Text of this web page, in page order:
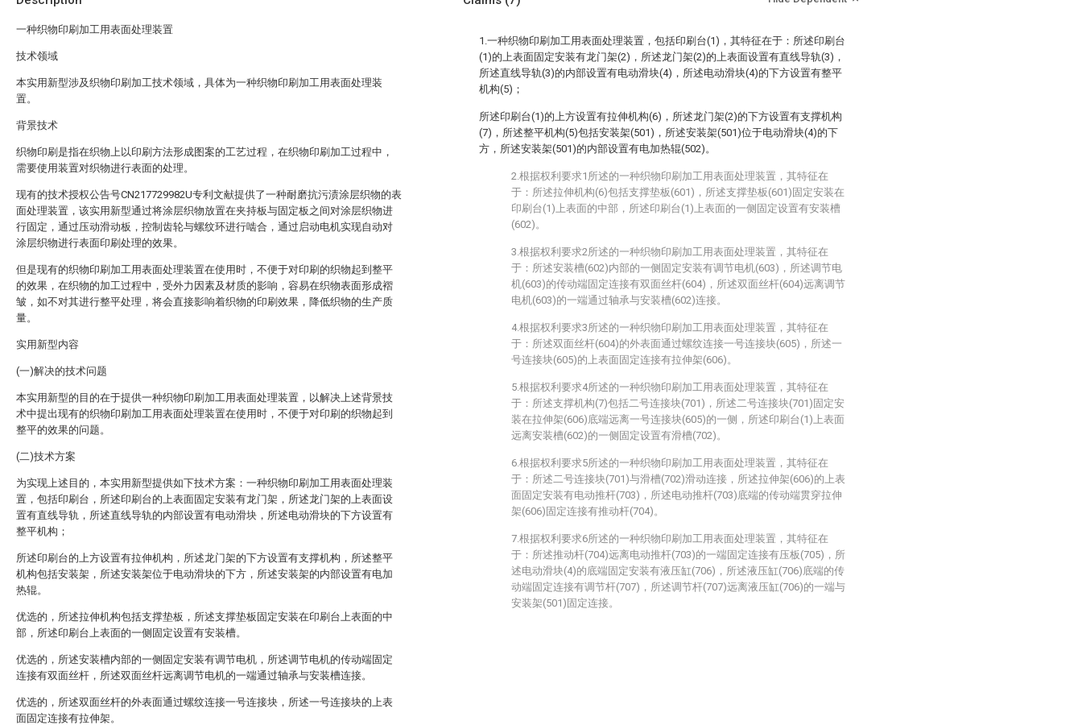
一种织物印刷加工用表面处理装置
技术领域
本实用新型涉及织物印刷加工技术领域，具体为一种织物印刷加工用表面处理装
置。
背景技术
织物印刷是指在织物上以印刷方法形成图案的工艺过程，在织物印刷加工过程中，
需要使用装置对织物进行表面的处理。
现有的技术授权公告号CN217729982U专利文献提供了一种耐磨抗污渍涂层织物的表
面处理装置，该实用新型通过将涂层织物放置在夹持板与固定板之间对涂层织物进
行固定，通过压动滑动板，控制齿轮与螺纹环进行啮合，通过启动电机实现自动对
涂层织物进行表面印刷处理的效果。
但是现有的织物印刷加工用表面处理装置在使用时，不便于对印刷的织物起到整平
的效果，在织物的加工过程中，受外力因素及材质的影响，容易在织物表面形成褶
皱，如不对其进行整平处理，将会直接影响着织物的印刷效果，降低织物的生产质
量。
实用新型内容
(一)解决的技术问题
本实用新型的目的在于提供一种织物印刷加工用表面处理装置，以解决上述背景技
术中提出现有的织物印刷加工用表面处理装置在使用时，不便于对印刷的织物起到
整平的效果的问题。
(二)技术方案
为实现上述目的，本实用新型提供如下技术方案：一种织物印刷加工用表面处理装
置，包括印刷台，所述印刷台的上表面固定安装有龙门架，所述龙门架的上表面设
置有直线导轨，所述直线导轨的内部设置有电动滑块，所述电动滑块的下方设置有
整平机构；
所述印刷台的上方设置有拉伸机构，所述龙门架的下方设置有支撑机构，所述整平
机构包括安装架，所述安装架位于电动滑块的下方，所述安装架的内部设置有电加
热辊。
优选的，所述拉伸机构包括支撑垫板，所述支撑垫板固定安装在印刷台上表面的中
部，所述印刷台上表面的一侧固定设置有安装槽。
优选的，所述安装槽内部的一侧固定安装有调节电机，所述调节电机的传动端固定
连接有双面丝杆，所述双面丝杆远离调节电机的一端通过轴承与安装槽连接。
优选的，所述双面丝杆的外表面通过螺纹连接一号连接块，所述一号连接块的上表
面固定连接有拉伸架。
1.一种织物印刷加工用表面处理装置，包括印刷台(1)，其特征在于：所述印刷台
(1)的上表面固定安装有龙门架(2)，所述龙门架(2)的上表面设置有直线导轨(3)，
所述直线导轨(3)的内部设置有电动滑块(4)，所述电动滑块(4)的下方设置有整平
机构(5)；
所述印刷台(1)的上方设置有拉伸机构(6)，所述龙门架(2)的下方设置有支撑机构
(7)，所述整平机构(5)包括安装架(501)，所述安装架(501)位于电动滑块(4)的下
方，所述安装架(501)的内部设置有电加热辊(502)。
2.根据权利要求1所述的一种织物印刷加工用表面处理装置，其特征在
于：所述拉伸机构(6)包括支撑垫板(601)，所述支撑垫板(601)固定安装在
印刷台(1)上表面的中部，所述印刷台(1)上表面的一侧固定设置有安装槽
(602)。
3.根据权利要求2所述的一种织物印刷加工用表面处理装置，其特征在
于：所述安装槽(602)内部的一侧固定安装有调节电机(603)，所述调节电
机(603)的传动端固定连接有双面丝杆(604)，所述双面丝杆(604)远离调节
电机(603)的一端通过轴承与安装槽(602)连接。
4.根据权利要求3所述的一种织物印刷加工用表面处理装置，其特征在
于：所述双面丝杆(604)的外表面通过螺纹连接一号连接块(605)，所述一
号连接块(605)的上表面固定连接有拉伸架(606)。
5.根据权利要求4所述的一种织物印刷加工用表面处理装置，其特征在
于：所述支撑机构(7)包括二号连接块(701)，所述二号连接块(701)固定安
装在拉伸架(606)底端远离一号连接块(605)的一侧，所述印刷台(1)上表面
远离安装槽(602)的一侧固定设置有滑槽(702)。
6.根据权利要求5所述的一种织物印刷加工用表面处理装置，其特征在
于：所述二号连接块(701)与滑槽(702)滑动连接，所述拉伸架(606)的上表
面固定安装有电动推杆(703)，所述电动推杆(703)底端的传动端贯穿拉伸
架(606)固定连接有推动杆(704)。
7.根据权利要求6所述的一种织物印刷加工用表面处理装置，其特征在
于：所述推动杆(704)远离电动推杆(703)的一端固定连接有压板(705)，所
述电动滑块(4)的底端固定安装有液压缸(706)，所述液压缸(706)底端的传
动端固定连接有调节杆(707)，所述调节杆(707)远离液压缸(706)的一端与
安装架(501)固定连接。